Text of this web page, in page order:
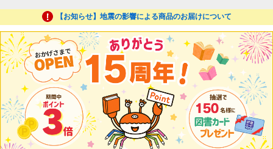
【お知らせ】地震の影響による商品のお届けについて